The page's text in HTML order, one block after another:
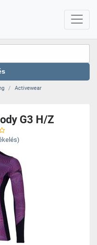
Activewear
G3 H/Z